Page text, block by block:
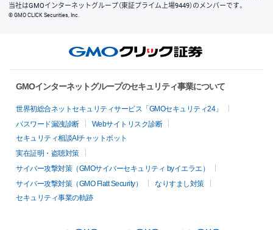
当社はGMOインターネットグループ（東証プライム上場9449）のメンバーです。
© GMO CLICK Securities, Inc.
GMOインターネットグループのセキュリティ事業について
世界初総合ネットセキュリティサービス「GMOセキュリティ24」
パスワード漏洩診断
Webサイトリスク診断
セキュリティ相談AIチャットボット
実在証明・盗聴対策
サイバー攻撃対策（GMOサイバーセキュリティ byイエラエ）
サイバー攻撃対策（GMO Flatt Security）
なりすまし対策
セキュリティ事業の軌跡